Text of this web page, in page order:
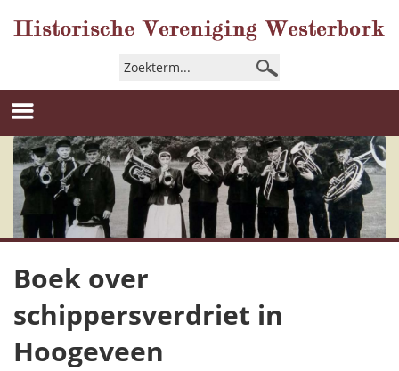
Boek over
schippersverdriet in
Hoogeveen